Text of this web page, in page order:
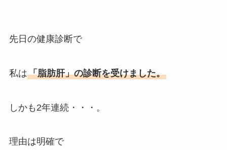
先日の健康診断で
私は「脂肪肝」の診断を受けました。
しかも2年連続・・・。
理由は明確で